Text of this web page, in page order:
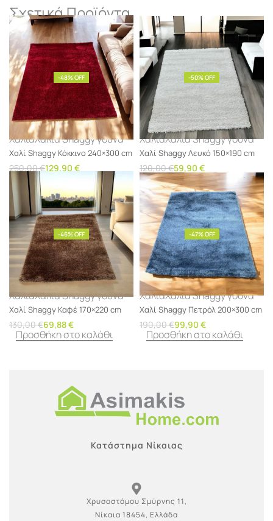
Σχετικά Προϊόντα
-48% OFF
ΧαλιάΧαλιά Shaggy γούνα
Χαλί Shaggy Κόκκινο 240×300 cm
250,00€129,90 €
Προσθήκη στο καλάθι
-50% OFF
ΧαλιάΧαλιά Shaggy γούνα
Χαλί Shaggy Λευκό 150×190 cm
120,00€59,90 €
Προσθήκη στο καλάθι
-46% OFF
ΧαλιάΧαλιά Shaggy γούνα
Χαλί Shaggy Καφέ 170×220 cm
130,00€69,88€
Προσθήκη στο καλάθι
-47% OFF
ΧαλιάΧαλιά Shaggy γούνα
Χαλί Shaggy Πετρόλ 200×300 cm
190,00€99,90 €
Προσθήκη στο καλάθι
Κατάστημα Νίκαιας
Χρυσοστόμου Σμύρνης 11,
Νίκαια 18454, Ελλάδα